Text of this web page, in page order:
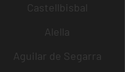
Castellbisbal
Alella
Aguilar de Segarra